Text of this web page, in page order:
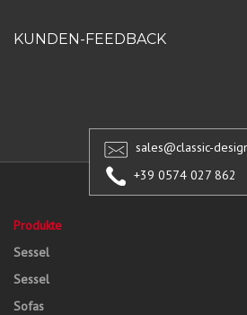
KUNDEN-FEEDBACK
sales@classic-
+39 0574 027 862
Produkte
Sessel
Sessel
Sofas